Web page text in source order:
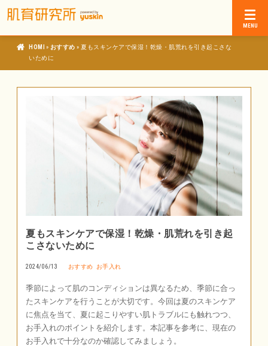
肌育研究所
» おすすめ » 夏もスキンケアで保湿！乾燥・肌荒れを引き起こさな
いために
夏もスキンケアで保湿！乾燥・肌荒れを引き起
こさないために
2024/06/13 おすすめ お手入れ
季節によって肌のコンディションは異なるため、季節に合っ
たスキンケアを行うことが大切です。今回は夏のスキンケア
に焦点を当て、夏に起こりやすい肌トラブルにも触れつつ、
お手入れのポイントを紹介します。本記事を参考に、現在の
お手入れで十分なのか確認してみましょう。